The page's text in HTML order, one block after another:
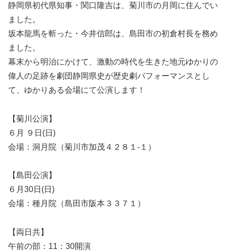
静岡県初代県知事・関口隆吉は、菊川市の月岡に住んでい
ました。
坂本龍馬を斬った・今井信郎は、島田市の初倉村長を務め
ました。
幕末から明治にかけて、激動の時代を生きた地元ゆかりの
偉人の足跡を劇団静岡県史が歴史劇パフォーマンスとし
て、ゆかりある会場にて公演します！
【菊川公演】
６月 ９日(日)
会場：洞月院（菊川市加茂４２８１-１）
【島田公演】
６月30日(日)
会場：種月院（島田市阪本３３７１）
【両日共】
午前の部：11：30開演